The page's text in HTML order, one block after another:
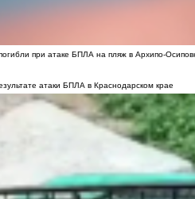
при атаке БПЛА на пляж в Архипо-
атаки БПЛА в Краснодарском крае